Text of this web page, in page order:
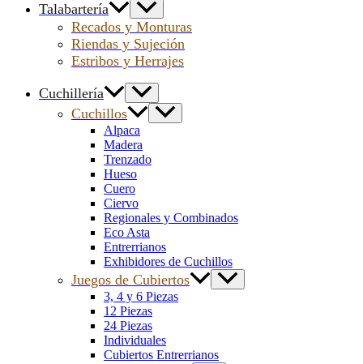
Talabartería
Recados y Monturas
Riendas y Sujeción
Estribos y Herrajes
Cuchillería
Cuchillos
Alpaca
Madera
Trenzado
Hueso
Cuero
Ciervo
Regionales y Combinados
Eco Asta
Entrerrianos
Exhibidores de Cuchillos
Juegos de Cubiertos
3, 4 y 6 Piezas
12 Piezas
24 Piezas
Individuales
Cubiertos Entrerrianos